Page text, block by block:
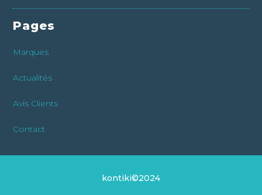
Pages
Marques
Actualités
Avis Clients
Contact
kontiki©2024